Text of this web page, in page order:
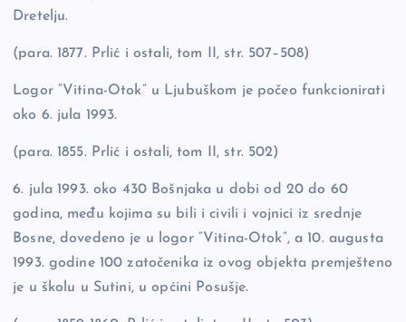
Dretelju.
(para. 1877. Prlić i ostali, tom II, str. 507–508)
Logor “Vitina-Otok” u Ljubuškom je počeo funkcionirati
oko 6. jula 1993.
(para. 1855. Prlić i ostali, tom II, str. 502)
6. jula 1993. oko 430 Bošnjaka u dobi od 20 do 60
godina, među kojima su bili i civili i vojnici iz srednje
Bosne, dovedeno je u logor “Vitina-Otok”, a 10. augusta
1993. godine 100 zatočenika iz ovog objekta premješteno
je u školu u Sutini, u općini Posušje.